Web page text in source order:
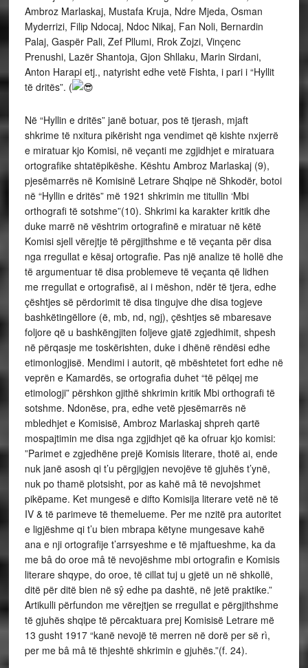
Ambroz Marlaskaj, Mustafa Kruja, Ndre Mjeda, Osman
Myderrizi, Filip Ndocaj, Ndoc Nikaj, Fan Noli, Bernardin
Palaj, Gaspër Pali, Zef Pllumi, Rrok Zojzi, Vinçenc
Prenushi, Lazër Shantoja, Gjon Shllaku, Marin Sirdani,
Anton Harapi etj., natyrisht edhe vetë Fishta, i pari i “Hyllit
të dritës”. (
Në “Hyllin e dritës” janë botuar, pos të tjerash, mjaft
shkrime të nxitura pikërisht nga vendimet që kishte nxjerrë
e miratuar kjo Komisi, në veçanti me zgjidhjet e miratuara
ortografike shtatëpikëshe. Kështu Ambroz Marlaskaj (9),
pjesëmarrës në Komisinë Letrare Shqipe në Shkodër, botoi
në “Hyllin e dritës” më 1921 shkrimin me titullin ‘Mbi
orthografi të sotshme”(10). Shkrimi ka karakter kritik dhe
duke marrë në vështrim ortografinë e miratuar në këtë
Komisi sjell vërejtje të përgjithshme e të veçanta për disa
nga rregullat e kësaj ortografie. Pas një analize të hollë dhe
të argumentuar të disa problemeve të veçanta që lidhen
me rregullat e ortografisë, ai i mëshon, ndër të tjera, edhe
çështjes së përdorimit të disa tingujve dhe disa togjeve
bashkëtingëllore (ë, mb, nd, ngj), çështjes së mbaresave
foljore që u bashkëngjiten foljeve gjatë zgjedhimit, shpesh
në përqasje me toskërishten, duke i dhënë rëndësi edhe
etimonlogjisë. Mendimi i autorit, që mbështetet fort edhe në
veprën e Kamardës, se ortografia duhet “të pëlqej me
etimologji” përshkon gjithë shkrimin kritik Mbi orthografi të
sotshme. Ndonëse, pra, edhe vetë pjesëmarrës në
mbledhjet e Komisisë, Ambroz Marlaskaj shpreh qartë
mospajtimin me disa nga zgjidhjet që ka ofruar kjo komisi:
”Parimet e zgjedhëne prejë Komisis literare, thotë ai, ende
nuk janë asosh qi t’u përgjigjen nevojëve të gjuhës t’ynë,
nuk po thamë plotsisht, por as kahë mâ të nevojshmet
pikëpame. Ket mungesë e difto Komisija literare vetë në të
IV & të parimeve të themelueme. Per me nzitë pra autoritet
e ligjëshme qi t’u bien mbrapa këtyne mungesave kahë
ana e nji ortografije t’arrsyeshme e të mjaftueshme, ka da
me bâ do oroe mâ të nevojëshme mbi ortografin e Komisis
literare shqype, do oroe, të cillat tuj u gjetë un në shkollë,
ditë për ditë bien në sŷ edhe pa dashtë, në jetë praktike.”
Artikulli përfundon me vërejtjen se rregullat e përgjithshme
të gjuhës shqipe të përcaktuara prej Komisisë Letrare më
13 gusht 1917 “kanë nevojë të merren në dorë per së rì,
per me bâ mâ të thjeshtë shkrimin e gjuhës.”(f. 24).